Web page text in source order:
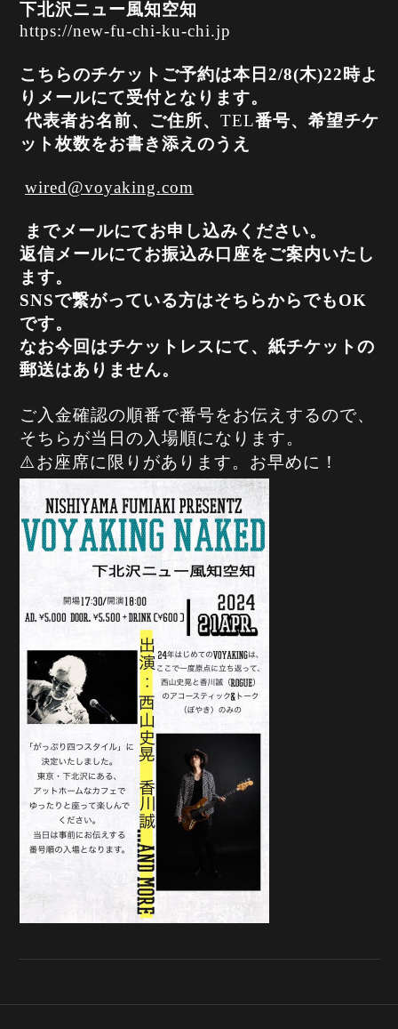
下北沢ニュー風知空知
https://new-fu-chi-ku-chi.jp
こちらのチケットご予約は本日2/8(木)22時よ
りメールにて受付となります。
代表者お名前、ご住所、 TEL番号、希望チケ
ット枚数をお書き添えのうえ
wired@voyaking.com
までメールにてお申し込みください。
返信メールにてお振込み口座をご案内いたし
ます。
SNSで繋がっている方はそちらからでもOK
です。
なお今回はチケットレスにて、紙チケットの
郵送はありません。
ご入金確認の順番で番号をお伝えするので、
そちらが当日の入場順になります。
⚠️お座席に限りがあります。お早めに！